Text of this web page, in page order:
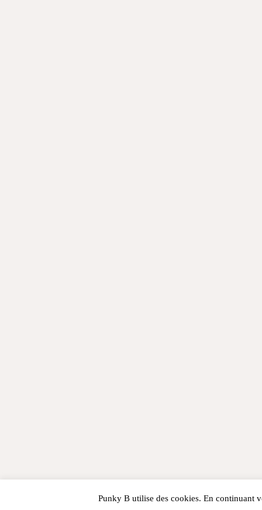
Punky B utilise des cookies. En continuant